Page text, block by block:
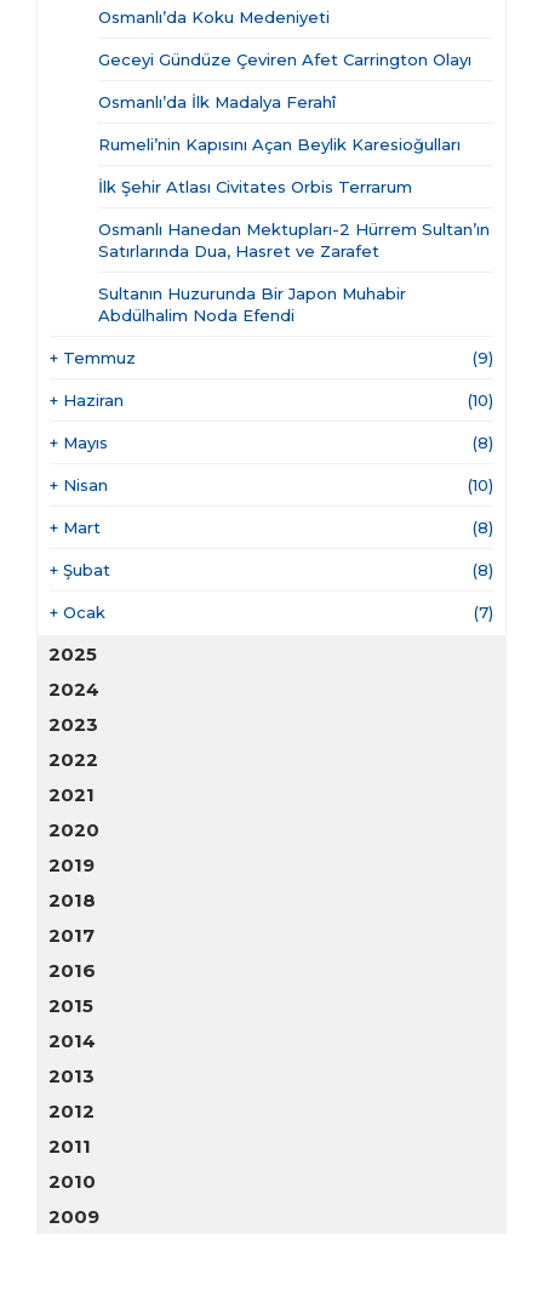
Osmanlı’da Koku Medeniyeti
Geceyi Gündüze Çeviren Afet Carrington Olayı
Osmanlı’da İlk Madalya Ferahî
Rumeli’nin Kapısını Açan Beylik Karesioğulları
İlk Şehir Atlası Civitates Orbis Terrarum
Osmanlı Hanedan Mektupları-2 Hürrem Sultan’ın
Satırlarında Dua, Hasret ve Zarafet
Sultanın Huzurunda Bir Japon Muhabir
Abdülhalim Noda Efendi
+ Temmuz (9)
+ Haziran (10)
+ Mayıs (8)
+ Nisan (10)
+ Mart (8)
+ Şubat (8)
+ Ocak (7)
2025
2024
2023
2022
2021
2020
2019
2018
2017
2016
2015
2014
2013
2012
2011
2010
2009